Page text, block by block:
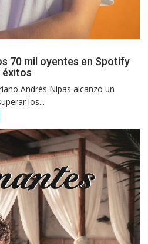
70 mil oyentes en Spotify
éxitos
Andrés Nipas alcanzó un
los...